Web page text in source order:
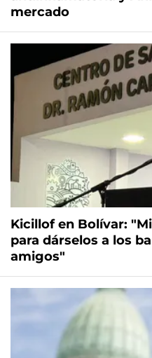
mercado
Kicillof en Bolívar:
para dárselos a los
amigos"